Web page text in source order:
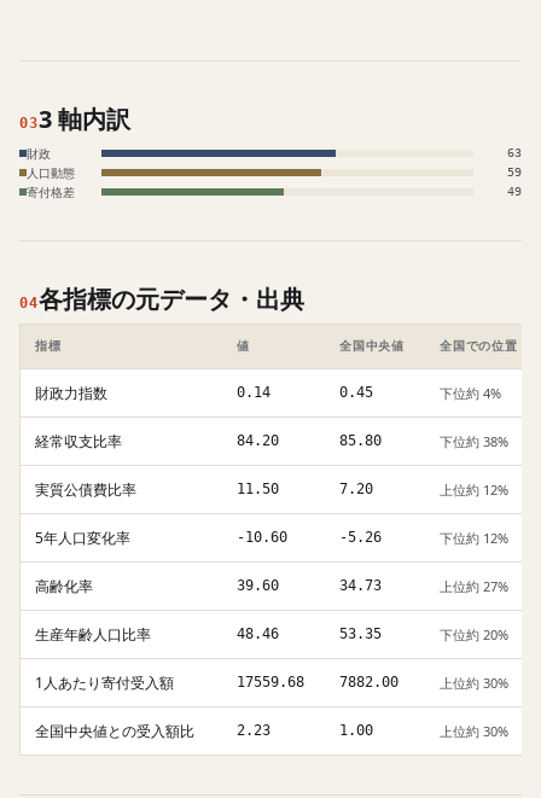
033 軸内訳
財政 63
人口動態 59
寄付格差 49
04各指標の元データ・出典
指標 値 全国中央値 全国での位置
財政力指数 0.14 0.45 下位約 4%
経常収支比率 84.20 85.80 下位約 38%
実質公債費比率 11.50 7.20 上位約 12%
5年人口変化率 -10.60 -5.26 下位約 12%
高齢化率 39.60 34.73 上位約 27%
生産年齢人口比率 48.46 53.35 下位約 20%
1人あたり寄付受入額 17559.68 7882.00 上位約 30%
全国中央値との受入額比 2.23 1.00 上位約 30%